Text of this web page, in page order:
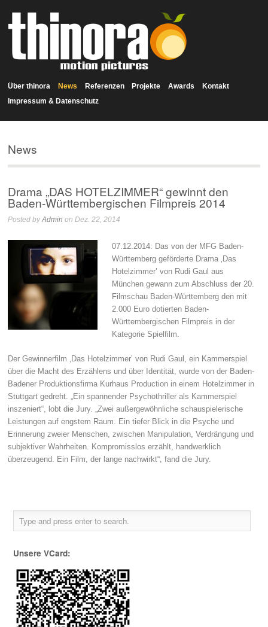
Über thinora News Referenzen Projekte Awards
Kontakt
Impressum & Datenschutz
News
Drama „DAS HOTELZIMMER“ gewinnt den
Baden-Württembergischen Filmpreis 2014
Posted byAdmin on Dez. 22, 2014
07.12.2014: Das von der MFG Baden-
Württemberg geförderte Drama ‚Das
Hotelzimmer’ von Rudi Gaul aus
München gewann zum Abschluss der 20.
Filmschau Baden-Württemberg den mit
2.000 Euro dotierten Baden-
Württembergischen Filmpreis in der
Kategorie Spielfilm.
Der Gewinnerfilm ‚Das Hotelzimmer’ von Rudi Gaul, ein Kammerspiel
über die Macht des Erzählens und über Identität, wurde von der Baden-
Badener Produktionsfirma Kurhaus Production in einem Hotelzimmer in
Stuttgart gedreht. „Ein spannender Psychothriller als Kammerspiel
inszeniert“, lobt die Jury. „Zwei außergewöhnliche schauspielerische
Leistungen auf engstem Raum. Ein tiefer Blick in die Psyche und
Erinnerung zweier Menschen, zwischen Manipulation, Verdrängung und
subjektiver Wahrheiten. Kompromisslos erzählt, handwerklich
überzeugend. Ein Film, der lange nachwirkt“, fand die Jury.
Unsere VCard: